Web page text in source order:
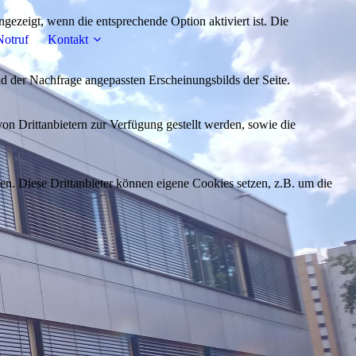
Kontakt
wenn die entsprechende Option aktiviert ist. Die
Nachfrage angepassten Erscheinungsbilds der Seite.
Drittanbietern zur Verfügung gestellt werden, sowie die
Diese Drittanbieter können eigene Cookies setzen, z.B. um die